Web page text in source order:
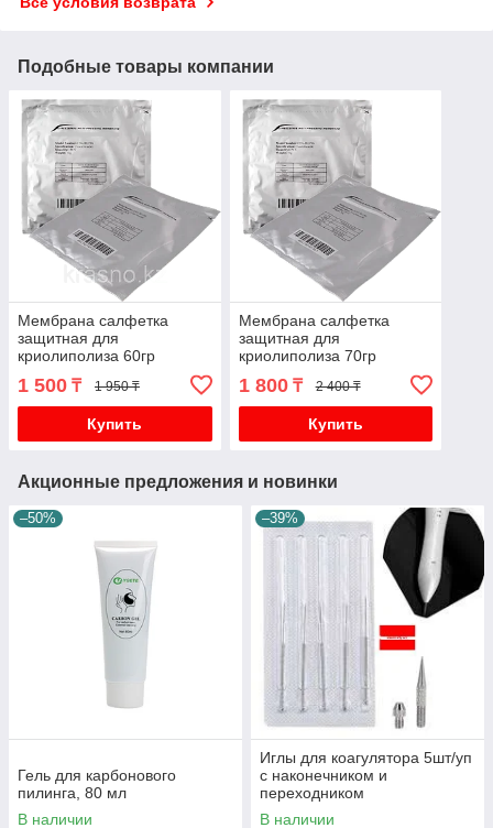
Подобные товары компании
Мембрана салфетка
защитная для
криолиполиза 60гр
1 500 ₸ 1 950 ₸
Купить
Мембрана салфетка
защитная для
криолиполиза 70гр
1 800₸ 2 400 ₸
Купить
Акционные предложения и новинки
–50%
Гель для карбонового
пилинга, 80 мл
В наличии
–39%
Иглы для коагулятора 5шт/уп
с наконечником и
переходником
В наличии